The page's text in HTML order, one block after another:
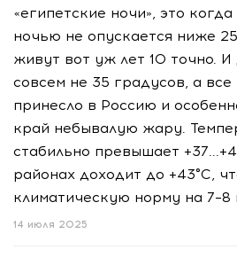
«египетские ночи», это
ночью не опускается ниже
живут вот уж лет 10 точно.
совсем не 35 градусов, а
принесло в Россию и
край небывалую жару.
стабильно превышает
районах доходит до +43°C,
климатическую норму на 7–8
14 июля 2025